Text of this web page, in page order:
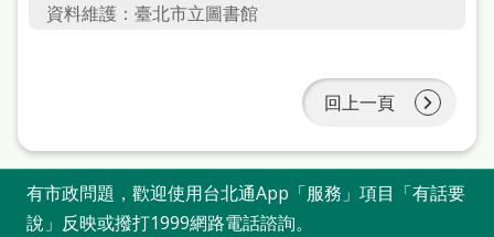
讀
網
資料維護：臺北市立圖書館
回上一頁
有市政問題，歡迎使用台北通App「服務」項目「有話要
說」反映或撥打1999網路電話諮詢。